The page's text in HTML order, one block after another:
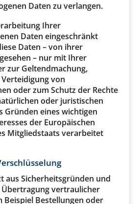
Daten zu verlangen.
Ihrer
Daten eingeschränkt
Daten – von ihrer
– nur mit Ihrer
zur Geltendmachung,
von
oder zum Schutz der Rechte
oder juristischen
Gründen eines wichtigen
der Europäischen
Mitgliedstaats verarbeitet
aus Sicherheitsgründen und
Übertragung vertraulicher
Beispiel Bestellungen oder